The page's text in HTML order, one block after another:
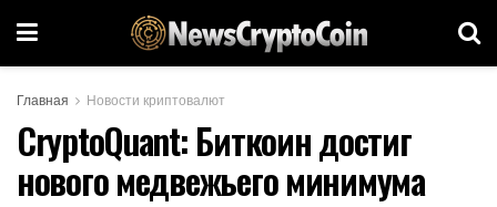
Главная Новости криптовалют
CryptoQuant: Биткоин достиг
нового медвежьего минимума